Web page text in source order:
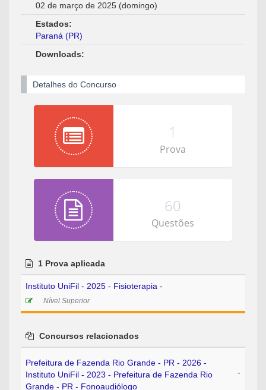
02 de março de 2025 (domingo)
Estados:
Paraná (PR)
Downloads:
Detalhes do Concurso
1
Prova
60
Questões
1 Prova aplicada
Instituto UniFil - 2025 - Fisioterapia -
Nível Superior
Concursos relacionados
Prefeitura de Fazenda Rio Grande - PR - 2026 -
Instituto UniFil - 2023 - Prefeitura de Fazenda Rio
Grande - PR - Fonoaudiólogo
-